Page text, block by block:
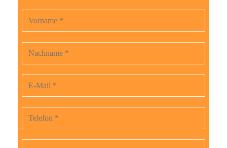
B
t
a
s
Vorname
Nachname
E-Mail-Adresse
Telefonnummer
Beruf